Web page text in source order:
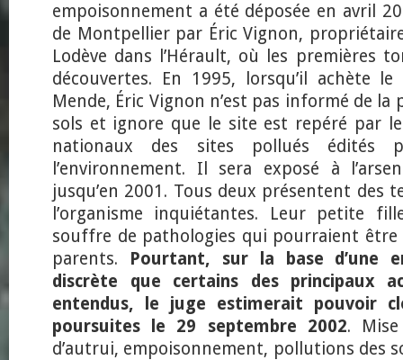
empoisonnement a été déposée en avril
de Montpellier par Éric Vignon,
Lodève dans l’Hérault, où les premières
découvertes. En 1995, lorsqu’il achète
Mende, Éric Vignon n’est pas informé de
sols et ignore que le site est repéré par
nationaux des sites pollués édités
l’environnement. Il sera exposé à
jusqu’en 2001. Tous deux présentent des
l’organisme inquiétantes. Leur petite
souffre de pathologies qui pourraient être
parents. Pourtant, sur la base d’une
discrète que certains des principaux
entendus, le juge estimerait pouvoir
poursuites le 29 septembre 2002.
d’autrui, empoisonnement, pollutions des